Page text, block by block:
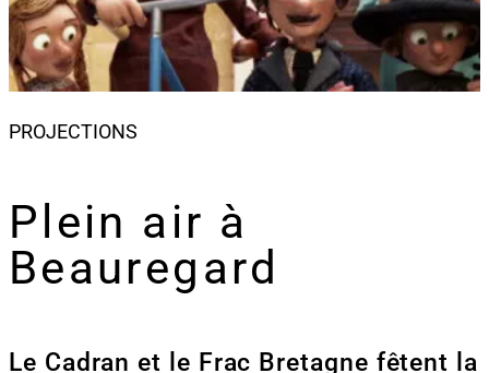
PROJECTIONS
Plein air à
Beauregard
Le Cadran et le Frac Bretagne fêtent la